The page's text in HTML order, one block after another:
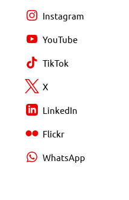
Instagram
YouTube
TikTok
X
LinkedIn
Flickr
WhatsApp